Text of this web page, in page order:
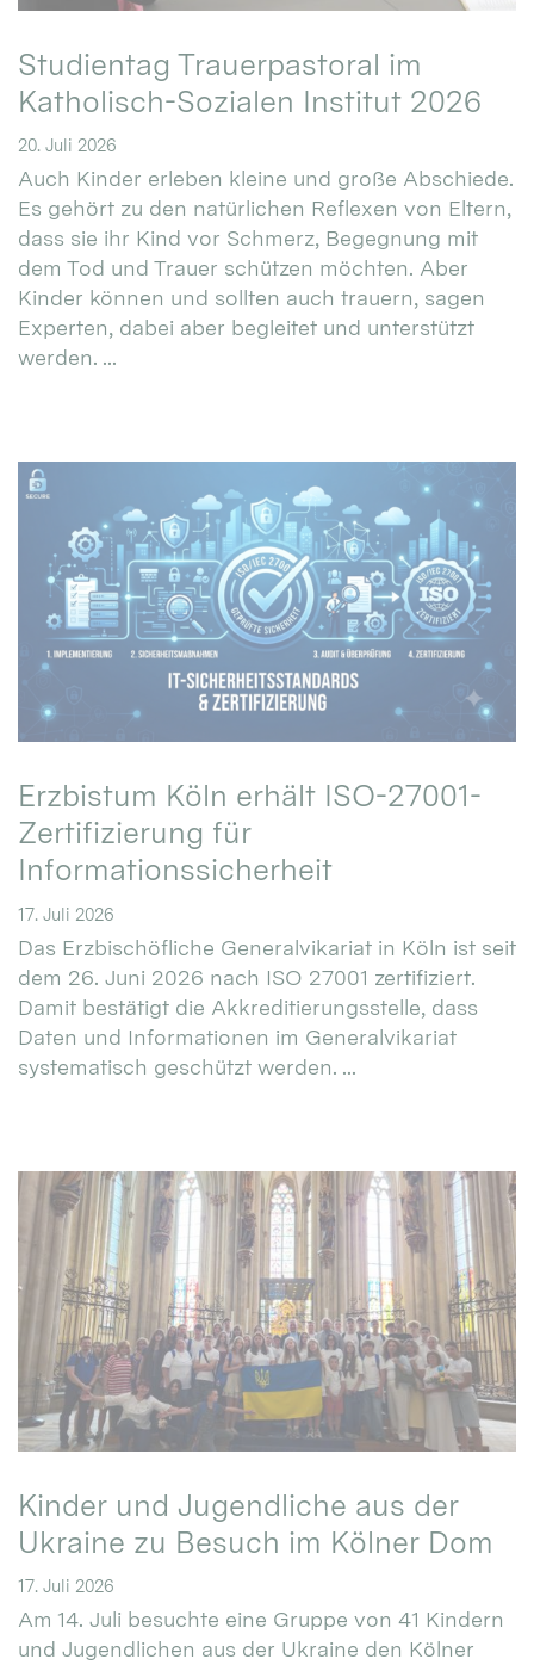
Studientag Trauerpastoral im
Katholisch-Sozialen Institut 2026
20. Juli 2026
Auch Kinder erleben kleine und große Abschiede.
Es gehört zu den natürlichen Reflexen von Eltern,
dass sie ihr Kind vor Schmerz, Begegnung mit
dem Tod und Trauer schützen möchten. Aber
Kinder können und sollten auch trauern, sagen
Experten, dabei aber begleitet und unterstützt
werden. ...
Erzbistum Köln erhält ISO-27001-
Zertifizierung für
Informationssicherheit
17. Juli 2026
Das Erzbischöfliche Generalvikariat in Köln ist seit
dem 26. Juni 2026 nach ISO 27001 zertifiziert.
Damit bestätigt die Akkreditierungsstelle, dass
Daten und Informationen im Generalvikariat
systematisch geschützt werden. ...
Kinder und Jugendliche aus der
Ukraine zu Besuch im Kölner Dom
17. Juli 2026
Am 14. Juli besuchte eine Gruppe von 41 Kindern
und Jugendlichen aus der Ukraine den Kölner